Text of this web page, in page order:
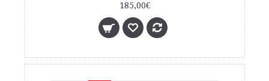
185,00€